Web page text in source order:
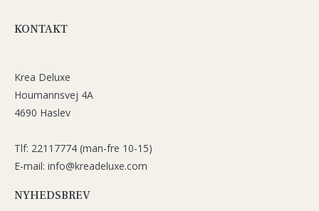
KONTAKT
Krea Deluxe
Houmannsvej 4A
4690 Haslev
Tlf: 22117774 (man-fre 10-15)
E-mail: info@kreadeluxe.com
NYHEDSBREV